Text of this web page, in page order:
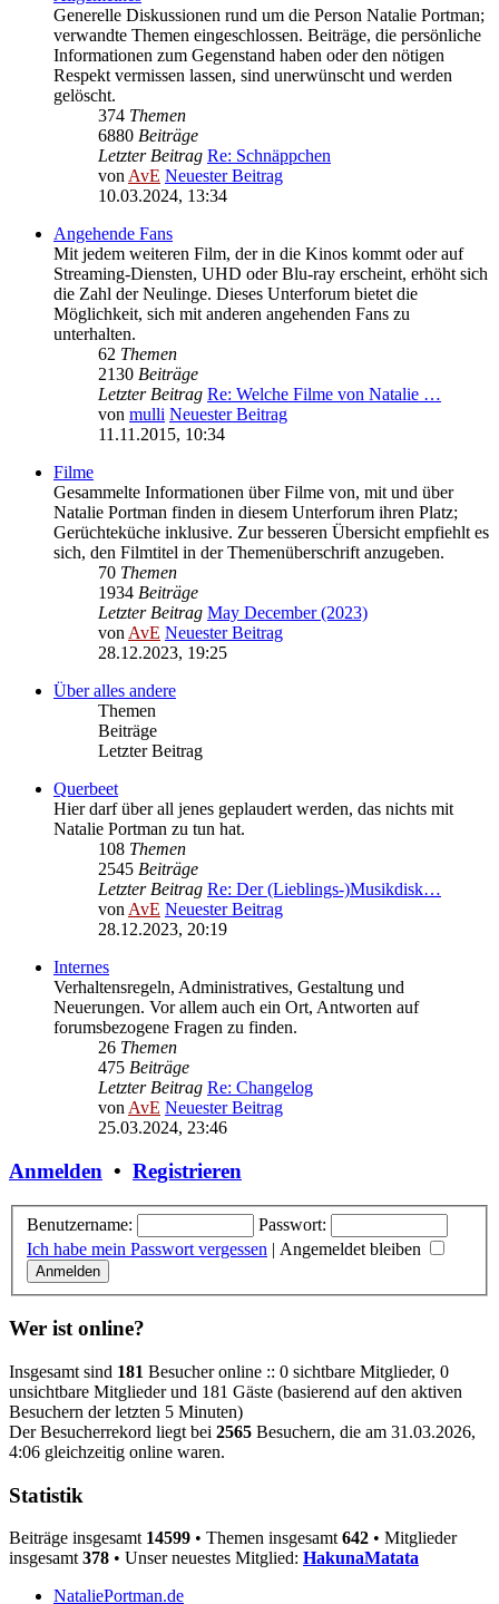
Generelle Diskussionen rund um die Person Natalie Portman;
verwandte Themen eingeschlossen. Beiträge, die persönliche
Informationen zum Gegenstand haben oder den nötigen
Respekt vermissen lassen, sind unerwünscht und werden
gelöscht.
374 Themen
6880 Beiträge
Letzter Beitrag Re: Schnäppchen
vonAvE Neuester Beitrag
10.03.2024, 13:34
Angehende Fans
Mit jedem weiteren Film, der in die Kinos kommt oder auf
Streaming-Diensten, UHD oder Blu-ray erscheint, erhöht sich
die Zahl der Neulinge. Dieses Unterforum bietet die
Möglichkeit, sich mit anderen angehenden Fans zu
unterhalten.
62 Themen
2130 Beiträge
Letzter Beitrag Re: Welche Filme von Natalie …
von mulli Neuester Beitrag
11.11.2015, 10:34
Filme
Gesammelte Informationen über Filme von, mit und über
Natalie Portman finden in diesem Unterforum ihren Platz;
Gerüchteküche inklusive. Zur besseren Übersicht empfiehlt es
sich, den Filmtitel in der Themenüberschrift anzugeben.
70 Themen
1934 Beiträge
Letzter Beitrag May December (2023)
vonAvE Neuester Beitrag
28.12.2023, 19:25
Über alles andere
Themen
Beiträge
Letzter Beitrag
Querbeet
Hier darf über all jenes geplaudert werden, das nichts mit
Natalie Portman zu tun hat.
108 Themen
2545 Beiträge
Letzter Beitrag Re: Der (Lieblings-)Musikdisk…
vonAvE Neuester Beitrag
28.12.2023, 20:19
Internes
Verhaltensregeln, Administratives, Gestaltung und
Neuerungen. Vor allem auch ein Ort, Antworten auf
forumsbezogene Fragen zu finden.
26 Themen
475 Beiträge
Letzter Beitrag Re: Changelog
vonAvE Neuester Beitrag
25.03.2024, 23:46
Anmelden • Registrieren
Benutzername:
Passwort:
Ich habe mein Passwort vergessen | Angemeldet bleiben
Wer ist online?
Insgesamt sind 181 Besucher online :: 0 sichtbare Mitglieder, 0
unsichtbare Mitglieder und 181 Gäste (basierend auf den aktiven
Besuchern der letzten 5 Minuten)
Der Besucherrekord liegt bei 2565 Besuchern, die am 31.03.2026,
4:06 gleichzeitig online waren.
Statistik
Beiträge insgesamt 14599 • Themen insgesamt 642 • Mitglieder
insgesamt 378 • Unser neuestes Mitglied: HakunaMatata
NataliePortman.de